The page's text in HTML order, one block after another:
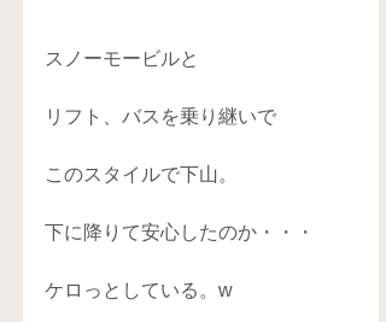
スノーモービルと
リフト、バスを乗り継いで
このスタイルで下山。
下に降りて安心したのか・・・
ケロっとしている。w